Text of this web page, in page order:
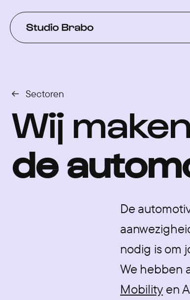
Verder naar navigatie
Ga naar hoofdinhoud
Footer
Sectoren
Wij
de
De
nodig is om
We hebben
Mobility en